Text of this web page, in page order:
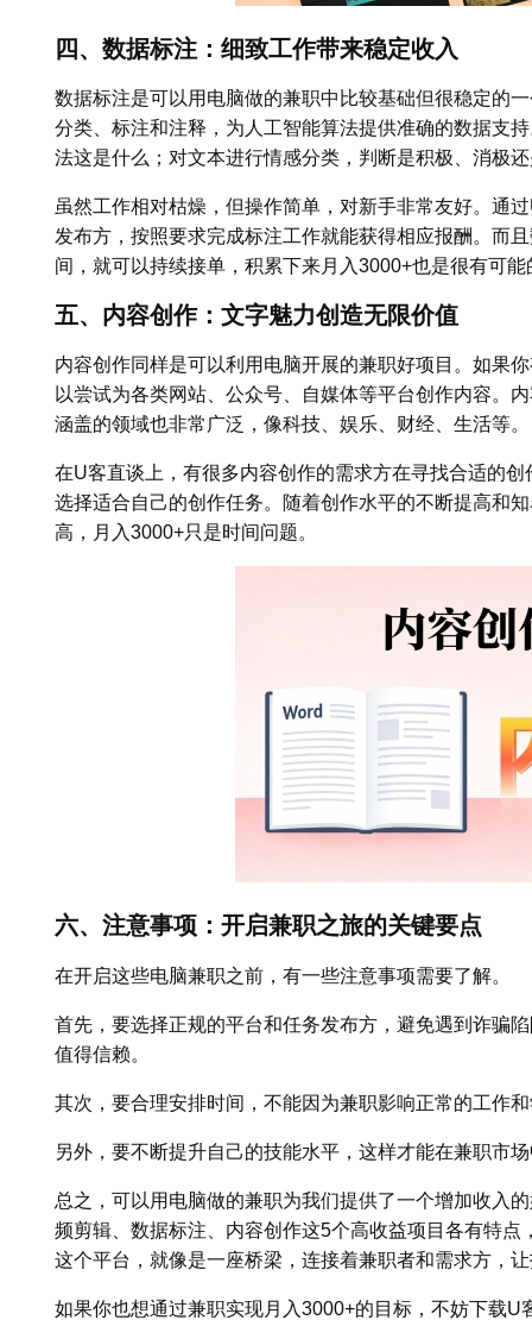
四、数据标注：细致工作带来稳定收入
数据标注是可以用电脑做的兼职中比较基础但很稳定的
分类、标注和注释，为人工智能算法提供准确的数据支
法这是什么；对文本进行情感分类，判断是积极、消极
虽然工作相对枯燥，但操作简单，对新手非常友好。通
发布方，按照要求完成标注工作就能获得相应报酬。而
间，就可以持续接单，积累下来月入3000+也是很有可能
五、内容创作：文字魅力创造无限价值
内容创作同样是可以利用电脑开展的兼职好项目。如果
以尝试为各类网站、公众号、自媒体等平台创作内容。
涵盖的领域也非常广泛，像科技、娱乐、财经、生活等。
在U客直谈上，有很多内容创作的需求方在寻找合适的
选择适合自己的创作任务。随着创作水平的不断提高和
高，月入3000+只是时间问题。
六、注意事项：开启兼职之旅的关键要点
在开启这些电脑兼职之前，有一些注意事项需要了解。
首先，要选择正规的平台和任务发布方，避免遇到诈骗
值得信赖。
其次，要合理安排时间，不能因为兼职影响正常的工作
另外，要不断提升自己的技能水平，这样才能在兼职市
总之，可以用电脑做的兼职为我们提供了一个增加收入
频剪辑、数据标注、内容创作这5个高收益项目各有特
这个平台，就像是一座桥梁，连接着兼职者和需求方，
如果你也想通过兼职实现月入3000+的目标，不妨下载